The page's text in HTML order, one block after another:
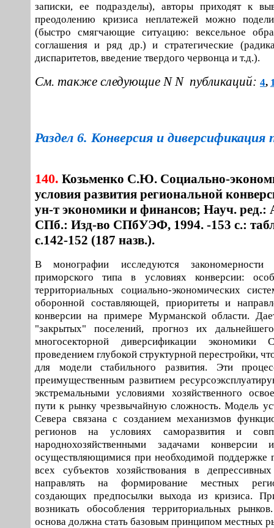
записки, ее подразделы), авторы приходят к
преодолению кризиса неплатежей можно
(быстро смягчающие ситуацию: вексельное
соглашения и ряд др.) и стратегические
диспаритетов, введение твердого червонца и т.д.).
См. также следующие N N публикаций: 4,
Раздел 6. Конверсия и диверсификация
140. Козьменко С.Ю. Социально-
условия развития региональной
ун-т экономики и финансов; Науч. ред.:
СПб.: Изд-во СПбУЭФ, 1994. -153 с.:
с.142-152 (187 назв.).
В монографии исследуются закономерности
приморского типа в условиях конверсии:
территориальных социально-экономических
оборонной составляющей, приоритеты и
конверсии на примере Мурманской области.
"закрытых" поселений, прогноз их
многосекторной диверсификации экономики
проведением глубокой структурной перестройки,
для модели стабильного развития. Эти
преимущественным развитием
экстремальными условиями хозяйственного
пути к рынку чрезвычайную сложность. Модель
Севера связана с созданием механизмов
регионов на условиях саморазвития и
народнохозяйственными задачами конверсии
осуществляющимися при необходимой поддержке
всех субъектов хозяйствования в
направлять на формирование местных
создающих предпосылки выхода из кризиса.
возникать обособления территориальных
основа должна стать базовым принципом местных